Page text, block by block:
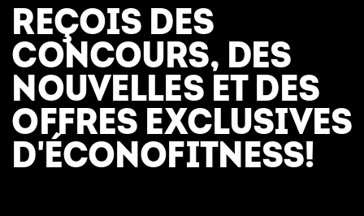
REÇOIS DES
CONCOURS, DES
NOUVELLES ET DES
OFFRES EXCLUSIVES
D'ÉCONOFITNESS!